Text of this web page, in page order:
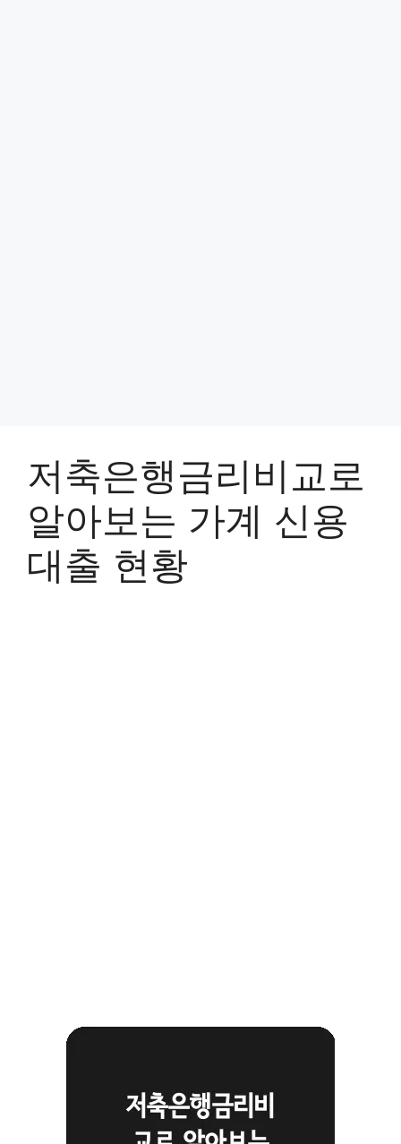
저축은행금리비교로
알아보는 가계 신용
대출 현황